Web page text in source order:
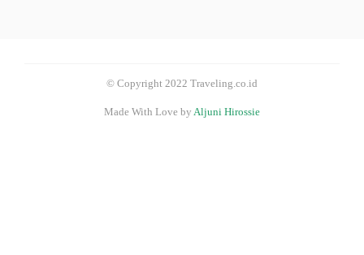
© Copyright 2022 Traveling.co.id
Made With Love by Aljuni Hirossie